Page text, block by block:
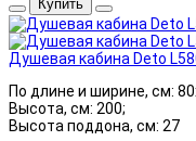
Купить
Душевая кабина Deto
По длине и ширине, см:
Высота, см: 200;
Высота поддона, см: 27